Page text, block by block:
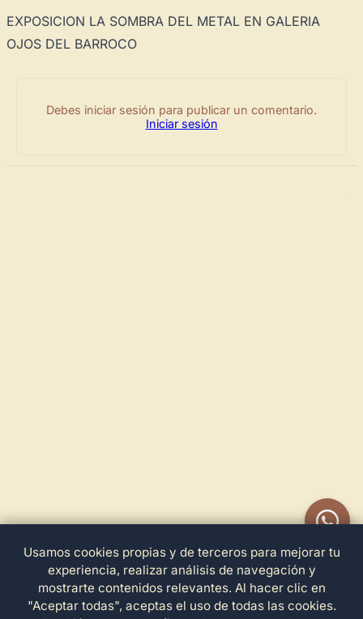
EXPOSICION LA SOMBRA DEL METAL EN GALERIA
OJOS DEL BARROCO
Debes iniciar sesión para publicar un comentario.
Iniciar sesión
Usamos cookies propias y de terceros para mejorar tu
experiencia, realizar análisis de navegación y
mostrarte contenidos relevantes. Al hacer clic en
"Aceptar todas", aceptas el uso de todas las cookies.